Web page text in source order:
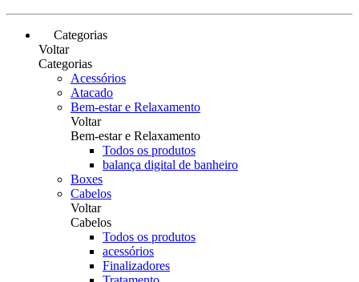
Categorias
Voltar
Categorias
Acessórios
Atacado
Bem-estar e Relaxamento
Voltar
Bem-estar e Relaxamento
Todos os produtos
balança digital de banheiro
Boxes
Cabelos
Voltar
Cabelos
Todos os produtos
acessórios
Finalizadores